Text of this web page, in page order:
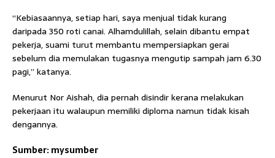
“Kebiasaannya, setiap hari, saya menjual tidak kurang
daripada 350 roti canai. Alhamdulillah, selain dibantu empat
pekerja, suami turut membantu mempersiapkan gerai
sebelum dia memulakan tugasnya mengutip sampah jam 6.30
pagi,” katanya.
Menurut Nor Aishah, dia pernah disindir kerana melakukan
pekerjaan itu walaupun memiliki diploma namun tidak kisah
dengannya.
Sumber: mysumber